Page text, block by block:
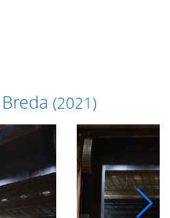
(2021)